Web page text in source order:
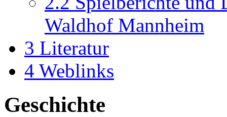
Waldhof Mannheim
3 Literatur
4 Weblinks
Geschichte